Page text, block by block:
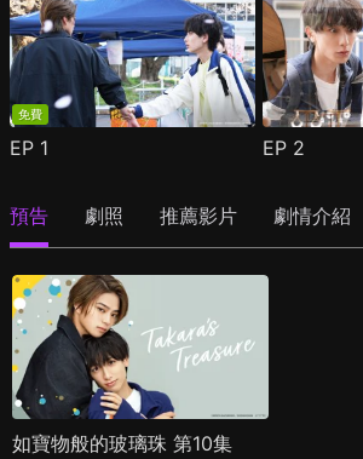
免費
EP 1 EP 2
預告 劇照 推薦影片 劇情介紹
如寶物般的玻璃珠 第10集